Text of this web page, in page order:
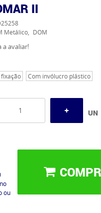
II
Metálico DOM
a avaliar!
Com invólucro plástico
UN
no
ou